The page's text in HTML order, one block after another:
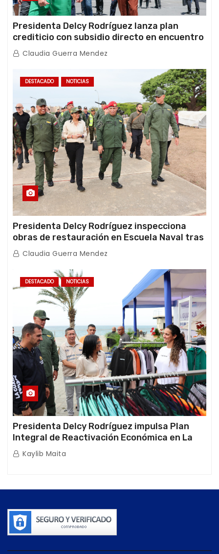
Presidenta Delcy Rodríguez lanza plan
crediticio con subsidio directo en encuentro
con Juntas de Condominio
Claudia Guerra Mendez
DESTACADO NOTICIAS
Presidenta Delcy Rodríguez inspecciona
obras de restauración en Escuela Naval tras
afectaciones sísmicas en La Guaira
Claudia Guerra Mendez
DESTACADO NOTICIAS
Presidenta Delcy Rodríguez impulsa Plan
Integral de Reactivación Económica en La
Guaira
Kaylib Maita